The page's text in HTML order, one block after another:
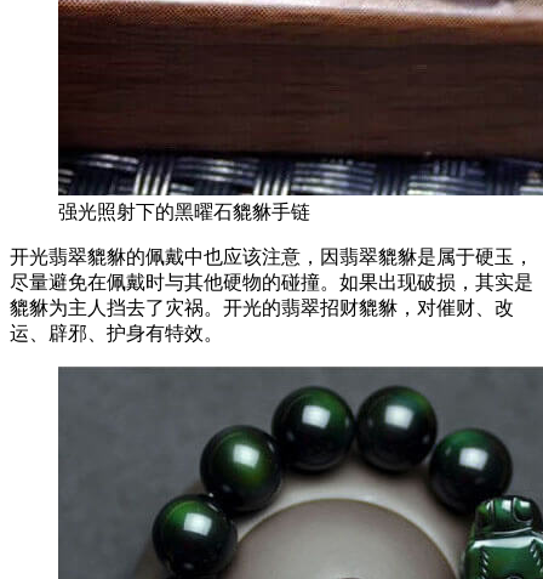
强光照射下的黑曜石貔貅手链
开光翡翠貔貅的佩戴中也应该注意，因翡翠貔貅是属于硬玉，
尽量避免在佩戴时与其他硬物的碰撞。如果出现破损，其实是
貔貅为主人挡去了灾祸。开光的翡翠招财貔貅，对催财、改
运、辟邪、护身有特效。